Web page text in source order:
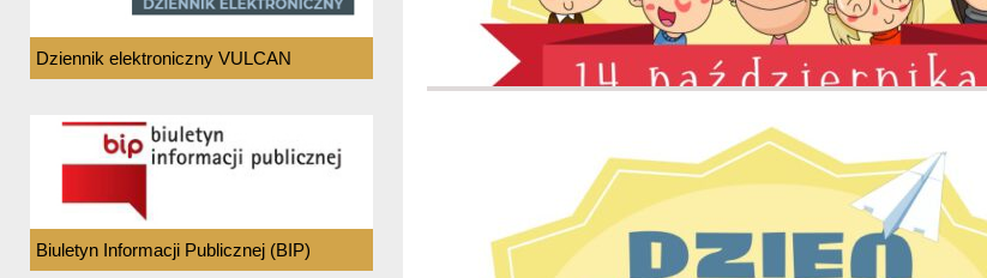
Dziennik elektroniczny VULCAN
Biuletyn Informacji Publicznej (BIP)